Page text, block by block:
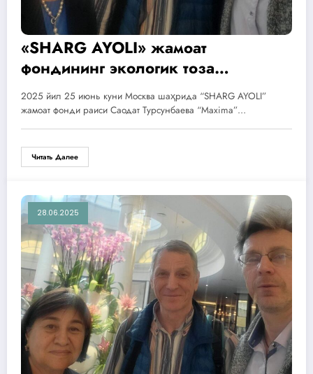
«SHARG AYOLI» жамоат
фондининг экологик тоза
технологиялар соҳасидаги халқаро
ҳамкорлиги тўғрисида
2025 йил 25 июнь куни Москва шаҳрида “SHARG AYOLI”
жамоат фонди раиси Саодат Турсунбаева “Maxima”…
Читать Далее
28.06.2025